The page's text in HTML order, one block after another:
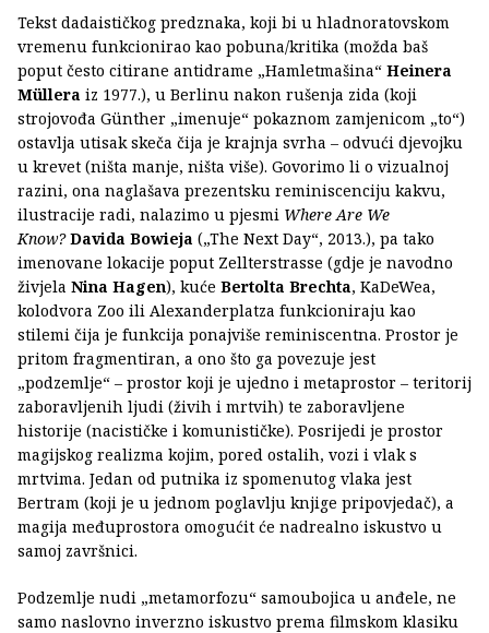
Tekst dadaističkog predznaka, koji bi u hladnoratovskom
vremenu funkcionirao kao pobuna/kritika (možda baš
poput često citirane antidrame „Hamletmašina“ Heinera
Müllera iz 1977.), u Berlinu nakon rušenja zida (koji
strojovođa Günther „imenuje“ pokaznom zamjenicom „to“)
ostavlja utisak skeča čija je krajnja svrha – odvući djevojku
u krevet (ništa manje, ništa više). Govorimo li o vizualnoj
razini, ona naglašava prezentsku reminiscenciju kakvu,
ilustracije radi, nalazimo u pjesmi Where Are We
Know? Davida Bowieja („The Next Day“, 2013.), pa tako
imenovane lokacije poput Zellterstrasse (gdje je navodno
živjela Nina Hagen), kuće Bertolta Brechta, KaDeWea,
kolodvora Zoo ili Alexanderplatza funkcioniraju kao
stilemi čija je funkcija ponajviše reminiscentna. Prostor je
pritom fragmentiran, a ono što ga povezuje jest
„podzemlje“ – prostor koji je ujedno i metaprostor – teritorij
zaboravljenih ljudi (živih i mrtvih) te zaboravljene
historije (nacističke i komunističke). Posrijedi je prostor
magijskog realizma kojim, pored ostalih, vozi i vlak s
mrtvima. Jedan od putnika iz spomenutog vlaka jest
Bertram (koji je u jednom poglavlju knjige pripovjedač), a
magija međuprostora omogućit će nadrealno iskustvo u
samoj završnici.
Podzemlje nudi „metamorfozu“ samoubojica u anđele, ne
samo naslovno inverzno iskustvo prema filmskom klasiku